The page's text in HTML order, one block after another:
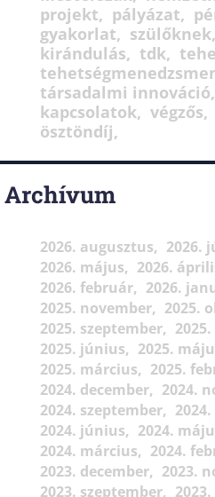
projekt
pályázat
gyakorlat
szülőknek
kirándulás
tdk
társadalmi innováció
kapcsolatok
végzős
ösztöndíj
Archívum
2026. augusztus 2026.
2026. május
2026.
2026. február
2026.
2025. november
2025.
2025. szeptember
2025. június
2025.
2025. március
2025.
2024. december
2024.
2024. szeptember
2024. június
2024.
2024. március
2024.
2023. december
2023.
2023. szeptember